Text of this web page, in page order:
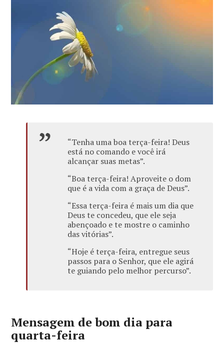
“Tenha uma boa terça-feira! Deus
está no comando e você irá
alcançar suas metas”.
“Boa terça-feira! Aproveite o dom
que é a vida com a graça de Deus”.
“Essa terça-feira é mais um dia que
Deus te concedeu, que ele seja
abençoado e te mostre o caminho
das vitórias”.
“Hoje é terça-feira, entregue seus
passos para o Senhor, que ele agirá
te guiando pelo melhor percurso”.
Mensagem de bom dia para
quarta-feira